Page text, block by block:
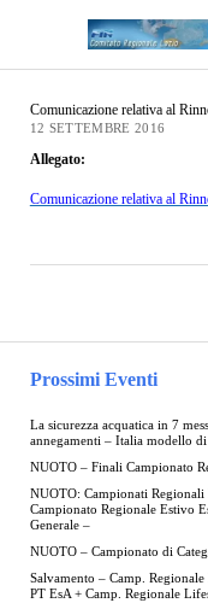
Prossimi Eventi
La sicurezza acquatica in 7
annegamenti – Italia modello di
NUOTO – Finali Campionato
NUOTO: Campionati Regionali
Campionato Regionale Estivo
Generale –
NUOTO – Campionato di
Salvamento – Camp.
PT EsA + Camp. Regionale
Comunicazione relativa al
12 SETTEMBRE 2016
Allegato:
Comunicazione relativa al